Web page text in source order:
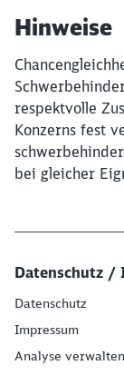
Hinweise
respektvolle
Konzerns fest
bei gleicher
Datenschutz /
Datenschutz
Impressum
Analyse verwalten